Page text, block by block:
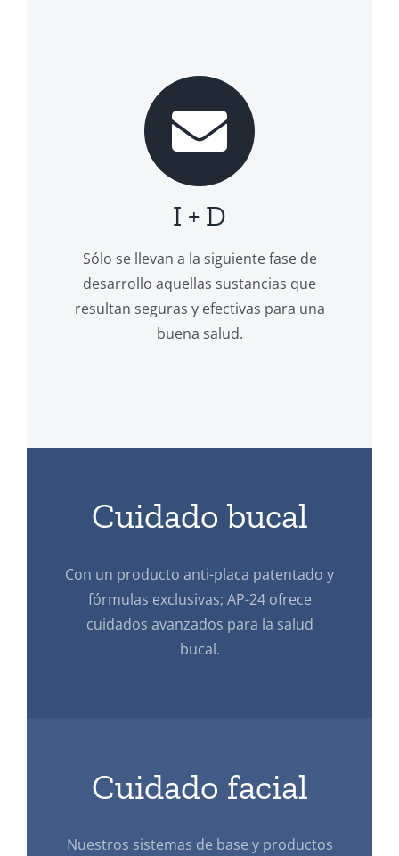
I + D
Sólo se llevan a la siguiente fase de
desarrollo aquellas sustancias que
resultan seguras y efectivas para una
buena salud.
Cuidado bucal
Con un producto anti-placa patentado y
fórmulas exclusivas; AP-24 ofrece
cuidados avanzados para la salud
bucal.
Cuidado facial
Nuestros sistemas de base y productos